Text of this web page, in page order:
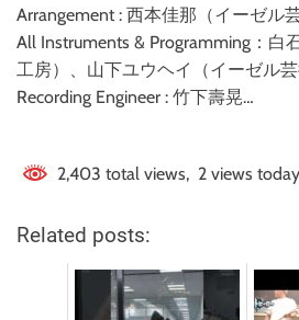
Arrangement : 西本佳那（イーゼル
All Instruments & Programming：白
工房）、山下ユウヘイ（イーゼル芸
Recording Engineer : 竹下壽晃…
2,403 total views, 2 views today
Related posts: